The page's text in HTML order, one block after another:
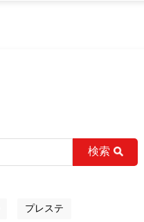
検索
プレステ